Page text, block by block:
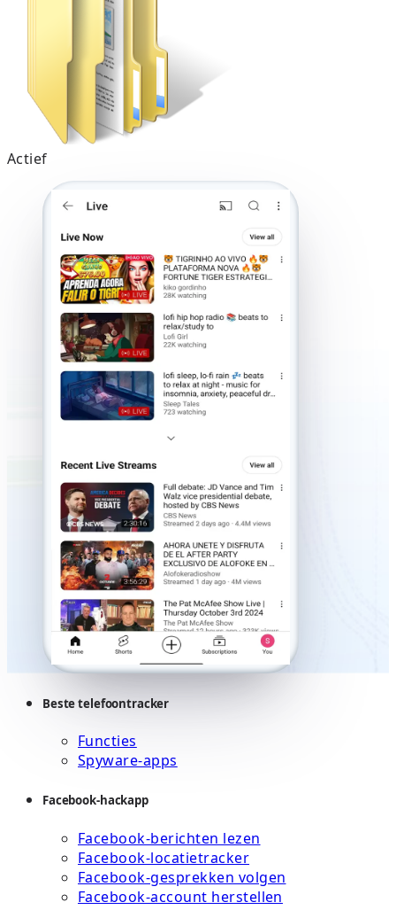
Actief
Beste telefoontracker
Functies
Spyware-apps
Facebook-hackapp
Facebook-berichten lezen
Facebook-locatietracker
Facebook-gesprekken volgen
Facebook-account herstellen